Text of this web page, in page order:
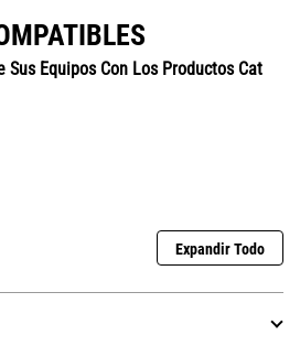
Sus Equipos Con Los Productos Cat
Expandir Todo